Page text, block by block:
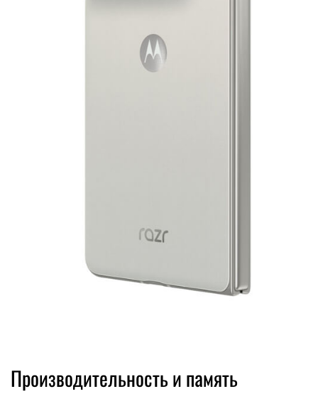
Производительность и память